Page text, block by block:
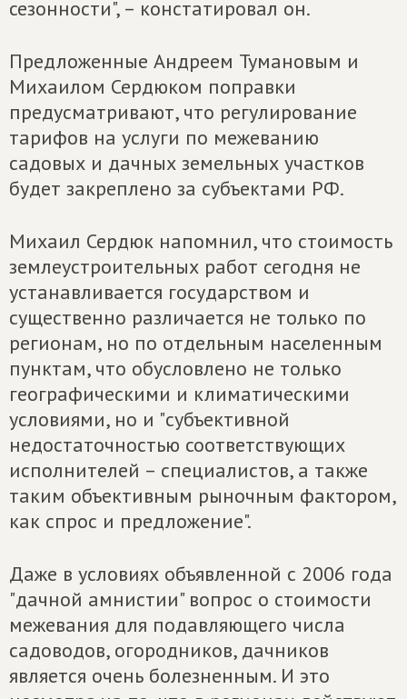
сезонности", – констатировал он.
Предложенные Андреем Тумановым и
Михаилом Сердюком поправки
предусматривают, что регулирование
тарифов на услуги по межеванию
садовых и дачных земельных участков
будет закреплено за субъектами РФ.
Михаил Сердюк напомнил, что стоимость
землеустроительных работ сегодня не
устанавливается государством и
существенно различается не только по
регионам, но по отдельным населенным
пунктам, что обусловлено не только
географическими и климатическими
условиями, но и "субъективной
недостаточностью соответствующих
исполнителей – специалистов, а также
таким объективным рыночным фактором,
как спрос и предложение".
Даже в условиях объявленной с 2006 года
"дачной амнистии" вопрос о стоимости
межевания для подавляющего числа
садоводов, огородников, дачников
является очень болезненным. И это